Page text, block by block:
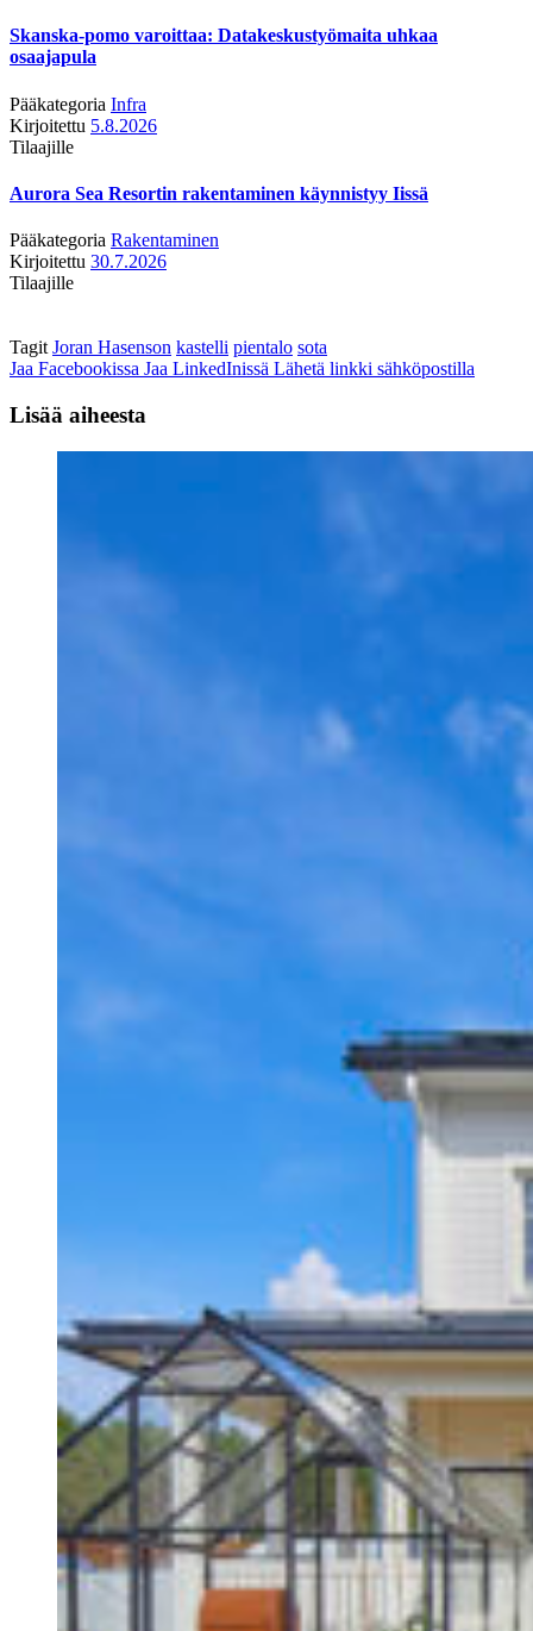
Skanska-pomo varoittaa: Datakeskustyömaita uhkaa
osaajapula
Pääkategoria Infra
Kirjoitettu 5.8.2026
Tilaajille
Aurora Sea Resortin rakentaminen käynnistyy Iissä
Pääkategoria Rakentaminen
Kirjoitettu 30.7.2026
Tilaajille
Tagit Joran Hasenson kastelli pientalo sota
Jaa Facebookissa Jaa LinkedInissä Lähetä linkki sähköpostilla
Lisää aiheesta